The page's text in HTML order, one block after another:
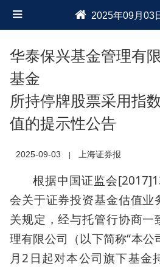
2025年09月03
华泰保兴基金管理有
基金
所持停牌股票采用指
值的提示性公告
2025-09-03 上海证券报
根据中国证监会
会关于证券投资基金估值业
关规定，经与托管行协商一
理有限公司（以下简称“本公
月2日起对本公司旗下基金